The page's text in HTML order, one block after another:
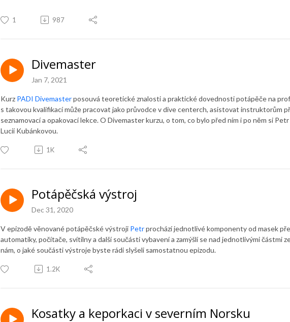
1 987
Divemaster
Jan 7, 2021
Kurz PADI Divemasterposouvá teoretické znalosti a praktické dovednosti potápěče na
s takovou kvalifikací může pracovat jako průvodce v dive centerch, asistovat instruktorům
seznamovací a opakovací lekce. O Divemaster kurzu, o tom, co bylo před ním i po něm si
Lucií Kubánkovou.
1K
Potápěčská výstroj
Dec 31, 2020
V epizodě věnované potápěčské výstroji Petrprochází jednotlivé komponenty od masek
automatiky, počítače, svítilny a další součásti vybavení a zamýšlí se nad jednotlivými částmi
nám, o jaké součásti výstroje byste rádi slyšeli samostatnou epizodu.
1.2K
Kosatky a keporkaci v severním Norsku